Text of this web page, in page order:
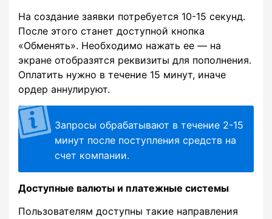
На создание заявки потребуется 10-15 секунд.
После этого станет доступной кнопка
«Обменять». Необходимо нажать ее — на
экране отобразятся реквизиты для пополнения.
Оплатить нужно в течение 15 минут, иначе
ордер аннулируют.
Запросы обрабатывают в течение 2-15
минут после поступления средств на
счет компании.
Доступные валюты и платежные системы
Пользователям доступны такие направления